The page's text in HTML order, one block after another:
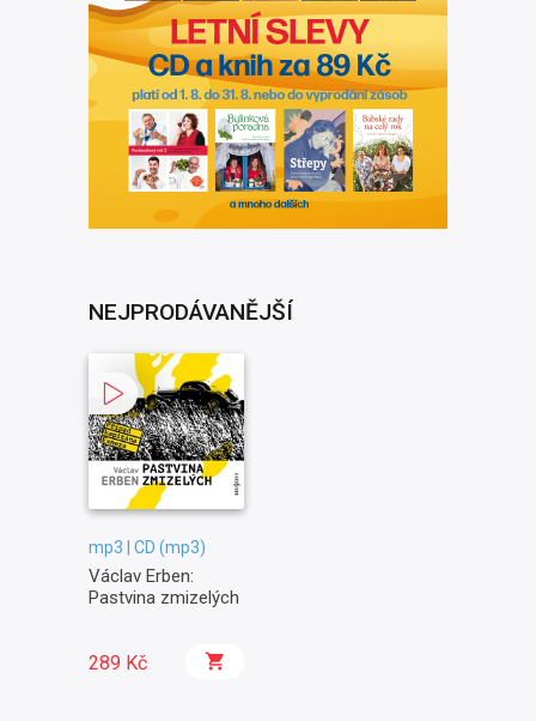
NEJPRODÁVANĚJŠÍ
mp3 | CD (mp3)
Václav Erben:
Pastvina zmizelých
289 Kč